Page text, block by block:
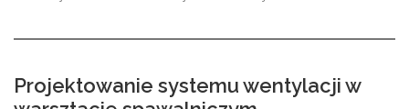
Projektowanie systemu wentylacji w